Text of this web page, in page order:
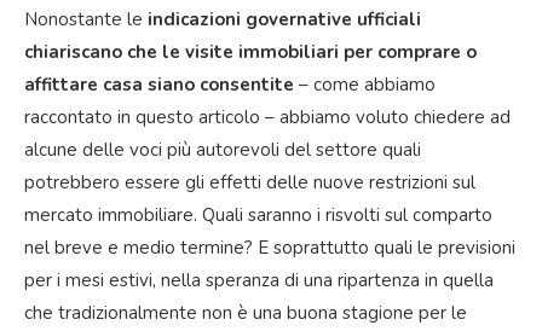
Nonostante le indicazioni governative ufficiali
chiariscano che le visite immobiliari per comprare o
affittare casa siano consentite – come abbiamo
raccontato in questo articolo – abbiamo voluto chiedere ad
alcune delle voci più autorevoli del settore quali
potrebbero essere gli effetti delle nuove restrizioni sul
mercato immobiliare. Quali saranno i risvolti sul comparto
nel breve e medio termine? E soprattutto quali le previsioni
per i mesi estivi, nella speranza di una ripartenza in quella
che tradizionalmente non è una buona stagione per le